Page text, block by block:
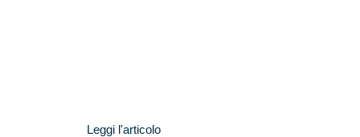
Leggi l'articolo